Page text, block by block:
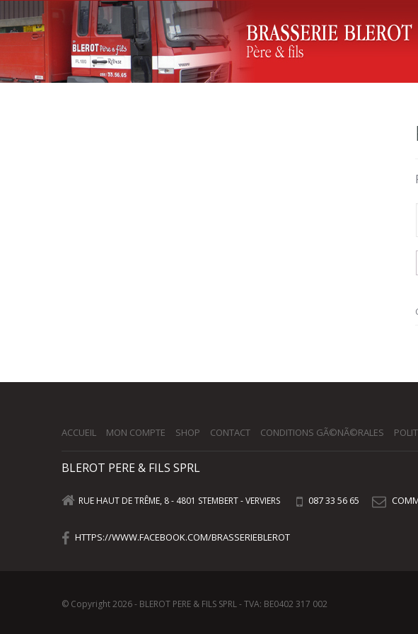
ACCUEIL MON COMPTE SHOP CONTACT CONDITIONS GÃ©NÃ©RALES
BLEROT PERE & FILS SPRL
RUE HAUT DE TRÊME, 8 - 4801 STEMBERT - VERVIERS 087 33 56 65
HTTPS://WWW.FACEBOOK.COM/BRASSERIEBLEROT
© Copyright 2026 - BLEROT PERE & FILS SPRL - TVA: BE0402 317 002